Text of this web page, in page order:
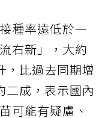
種率遠低於一
右新」，大約
，比過去同期增
二成，表示國內
可能有疑慮、